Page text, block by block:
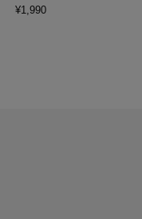
¥1,990